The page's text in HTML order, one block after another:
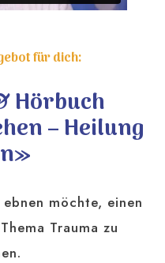
für dich:
Hörbuch
– Heilung
möchte, einen
Trauma zu